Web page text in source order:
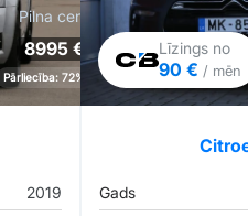
Pilna cena
8995 €
Pārliecība: 72%
2019
Līzings no
90 € / mēn
Gads